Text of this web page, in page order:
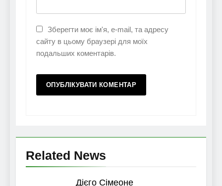
Зберегти моє ім'я, e-mail, та адресу
сайту в цьому браузері для моїх
подальших коментарів.
Related News
Дієго Сімеоне